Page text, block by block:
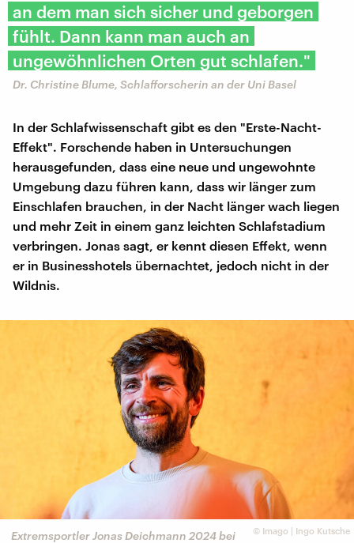
an dem man sich sicher und geborgen
fühlt. Dann kann man auch an
ungewöhnlichen Orten gut schlafen."
Dr. Christine Blume, Schlafforscherin an der Uni Basel
In der Schlafwissenschaft gibt es den "Erste-Nacht-
Effekt". Forschende haben in Untersuchungen
herausgefunden, dass eine neue und ungewohnte
Umgebung dazu führen kann, dass wir länger zum
Einschlafen brauchen, in der Nacht länger wach liegen
und mehr Zeit in einem ganz leichten Schlafstadium
verbringen. Jonas sagt, er kennt diesen Effekt, wenn
er in Businesshotels übernachtet, jedoch nicht in der
Wildnis.
© Imago | Ingo Kutsche
Extremsportler Jonas Deichmann 2024 bei